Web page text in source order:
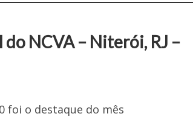
NCVA – Niterói, RJ –
foi o destaque do mês